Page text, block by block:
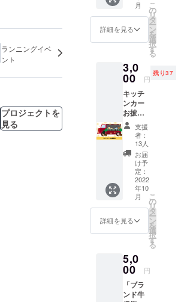
ランニングイベ
ント
プロジェクトを
見る
てなく、ヘ
肉です。是
の方にこの
但馬玄を食
べて頂きた
く宜しくお
願い致しま
す。
を作り
た
い！」
をただ
ただ応
い人向
けのリ
ターン
です。
ハチ北
観光協
会代表
理事 田
丸明人
より心
を込め
た御礼
のメー
ルをお
送りさ
せてい
ただき
月
詳細を見る
こ
の
リ
タ
ー
ン
を
選
択
す
る
3,0
00 円
残り37
キッチ
ンカー
お披露
目会に
参加で
きる権
利で
す。 ※1
支援に
つき1名
様がご
参加い
ただけ
ます。
複数名
で参加
場合は
人数分
のご支
援をお
願いい
支援
者：
13人
お届
け予
定：
2022
年10
月
詳細を見る
こ
の
リ
タ
ー
ン
を
選
択
す
る
5,0
00 円
「ブラ
ンド牛